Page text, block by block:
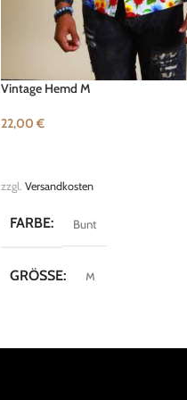
Vintage Hemd M
22,00 €
zzgl. Versandkosten
FARBE Bunt
GRÖSSE M